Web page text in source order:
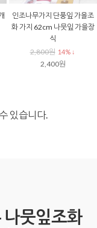
인조나무가지 단풍잎 가을조
화 가지 62cm 나뭇잎 가을장
식
2,800원 14% ↓
2,400원
있습니다.
나뭇잎조화